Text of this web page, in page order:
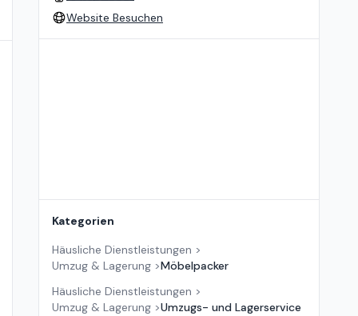
Website Besuchen
Kategorien
Häusliche Dienstleistungen >
Umzug & Lagerung >Möbelpacker
Häusliche Dienstleistungen >
Umzug & Lagerung >Umzugs- und Lagerservice